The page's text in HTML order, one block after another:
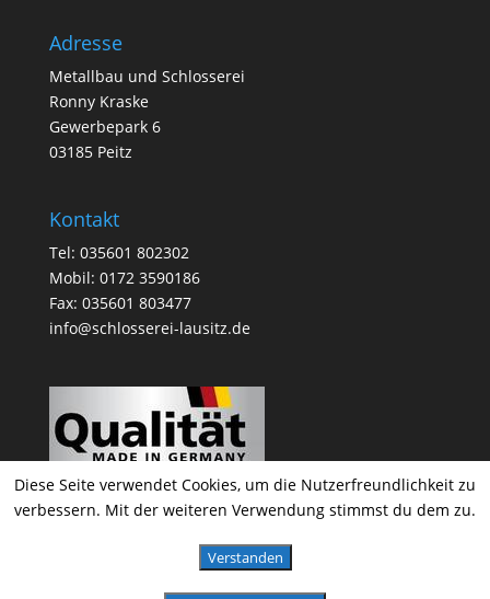
Adresse
Metallbau und Schlosserei
Ronny Kraske
Gewerbepark 6
03185 Peitz
Kontakt
Tel: 035601 802302
Mobil: 0172 3590186
Fax: 035601 803477
info@schlosserei-lausitz.de
Diese Seite verwendet Cookies, um die Nutzerfreundlichkeit zu
verbessern. Mit der weiteren Verwendung stimmst du dem zu.
Verstanden